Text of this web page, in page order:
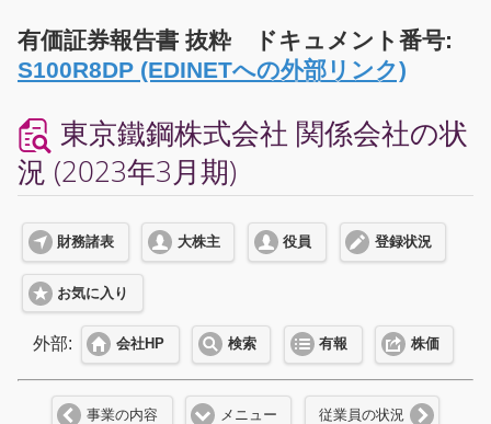
有価証券報告書 抜粋 ドキュメント番号:
S100R8DP (EDINETへの外部リンク)
東京鐵鋼株式会社 関係会社の状
況 (2023年3月期)
財務諸表 大株主 役員 登録状況
お気に入り
外部: 会社HP 検索 有報 株価
事業の内容 メニュー 従業員の状況